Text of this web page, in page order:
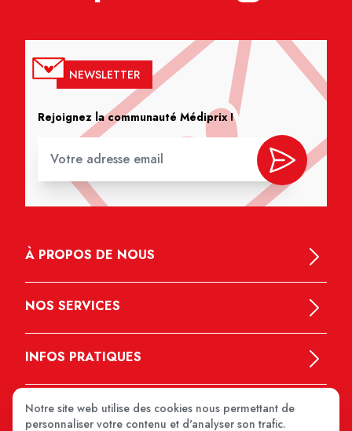
NEWSLETTER
Rejoignez la communauté Médiprix !
À PROPOS DE NOUS
NOS SERVICES
INFOS PRATIQUES
Notre site web utilise des cookies nous permettant de
personnaliser votre contenu et d'analyser son trafic.